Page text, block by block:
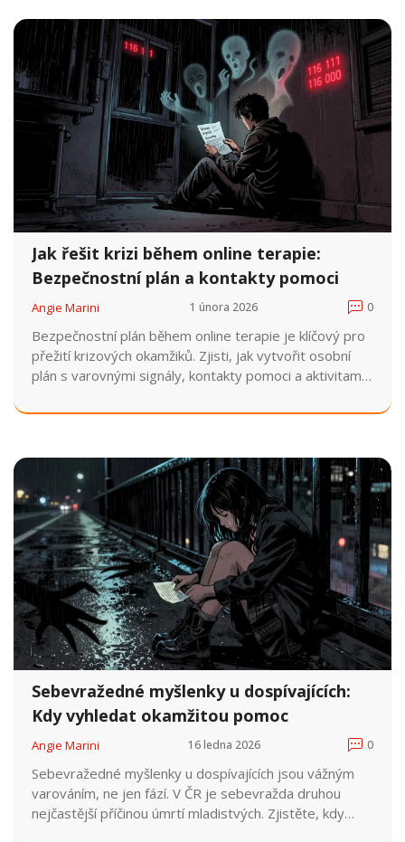
Jak řešit krizi během online terapie:
Bezpečnostní plán a kontakty pomoci
Angie Marini 1 února 2026 0
Bezpečnostní plán během online terapie je klíčový pro
přežití krizových okamžiků. Zjisti, jak vytvořit osobní
plán s varovnými signály, kontakty pomoci a aktivitami,
116 000.
Sebevražedné myšlenky u dospívajících:
Kdy vyhledat okamžitou pomoc
Angie Marini 16 ledna 2026 0
Sebevražedné myšlenky u dospívajících jsou vážným
varováním, ne jen fází. V ČR je sebevražda druhou
nejčastější příčinou úmrtí mladistvých. Zjistěte, kdy